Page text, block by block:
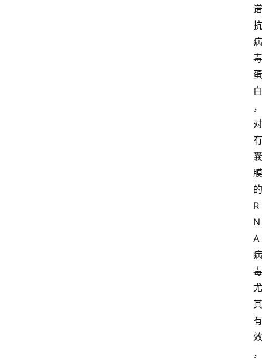
谱
抗
病
毒
蛋
白
，
对
有
囊
膜
的
R
N
A
病
毒
尤
其
有
效
，